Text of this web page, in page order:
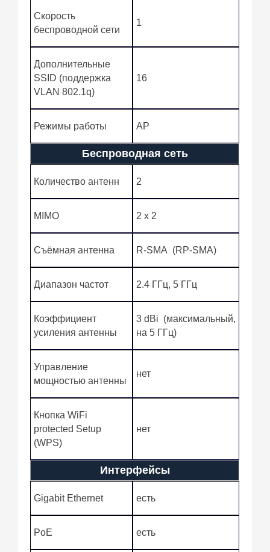
Скорость
беспроводной сети
1
Дополнительные
SSID (поддержка
VLAN 802.1q)
16
Режимы работы AP
Беспроводная сеть
Количество антенн 2
MIMO 2 x 2
Съёмная антенна R-SMA (RP-SMA)
Диапазон частот 2.4 ГГц, 5 ГГц
Коэффициент
усиления антенны
3 dBi (максимальный,
на 5 ГГц)
Управление
мощностью антенны
нет
Кнопка WiFi
protected Setup
(WPS)
нет
Интерфейсы
Gigabit Ethernet есть
PoE есть